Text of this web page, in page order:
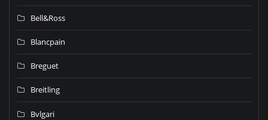
Bell&Ross
Blancpain
Breguet
Breitling
Bvlgari